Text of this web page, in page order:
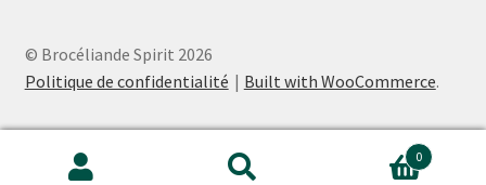
© Brocéliande Spirit 2026
Politique de confidentialité
Built with WooCommerce.
Recherche
Recherche
0